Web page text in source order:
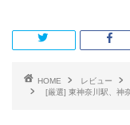
HOME レビュー
[厳選] 東神奈川駅、神